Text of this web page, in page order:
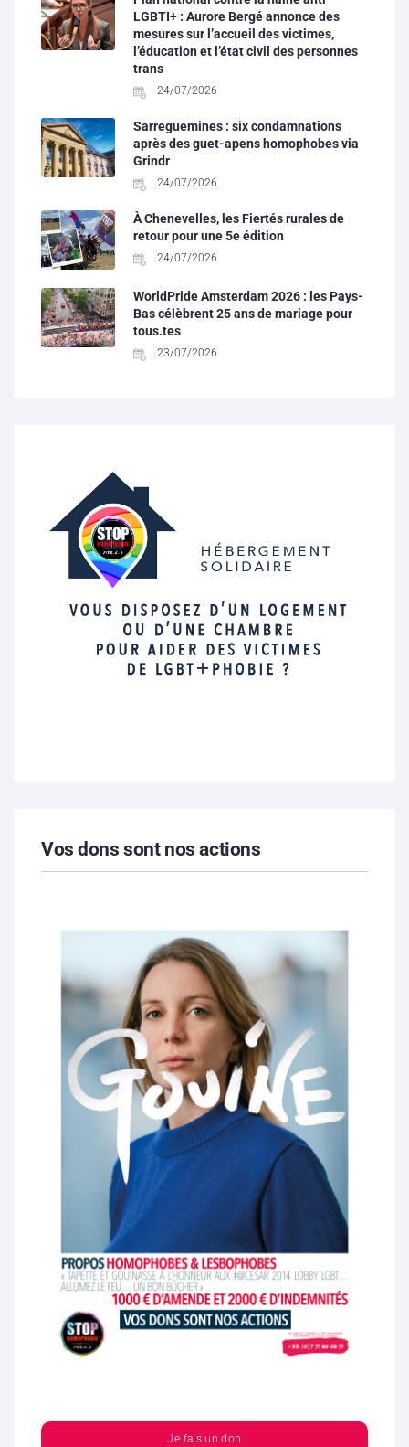
LGBTI+ : Aurore Bergé annonce des
mesures sur l’accueil des victimes,
l’éducation et l’état civil des personnes
trans
24/07/2026
Sarreguemines : six condamnations
après des guet-apens homophobes via
Grindr
24/07/2026
À Chenevelles, les Fiertés rurales de
retour pour une 5e édition
24/07/2026
WorldPride Amsterdam 2026 : les Pays-
Bas célèbrent 25 ans de mariage pour
tous.tes
23/07/2026
Vos dons sont nos actions
Je fais un don